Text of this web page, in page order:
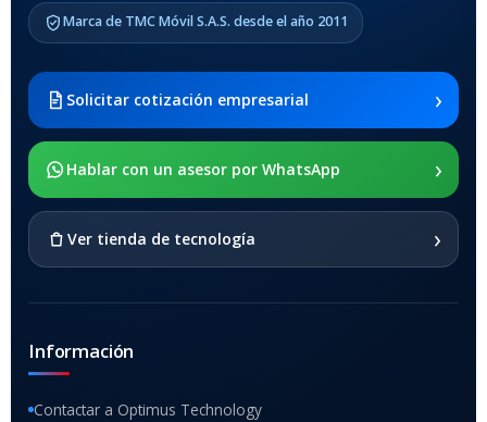
2021 SM-x200 / Samsung
Galaxy Tab A8 10.5 2021 SM-
x205
SOPORTE DE APOYO
Marca de TMC Móvil S.A.S. desde el año 2011
Solicitar cotización empresarial ›
Hablar con un asesor por WhatsApp ›
Ver tienda de tecnología ›
Información
Contactar a Optimus Technology